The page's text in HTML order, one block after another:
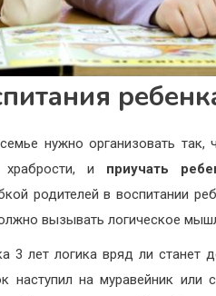
нужно организовать
храбрости, и приучать
родителей в воспитании
вызывать логическое
3 лет логика вряд ли станет
наступил на муравейник или